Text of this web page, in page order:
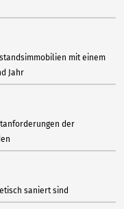
mit einem
Jahr
der
saniert sind